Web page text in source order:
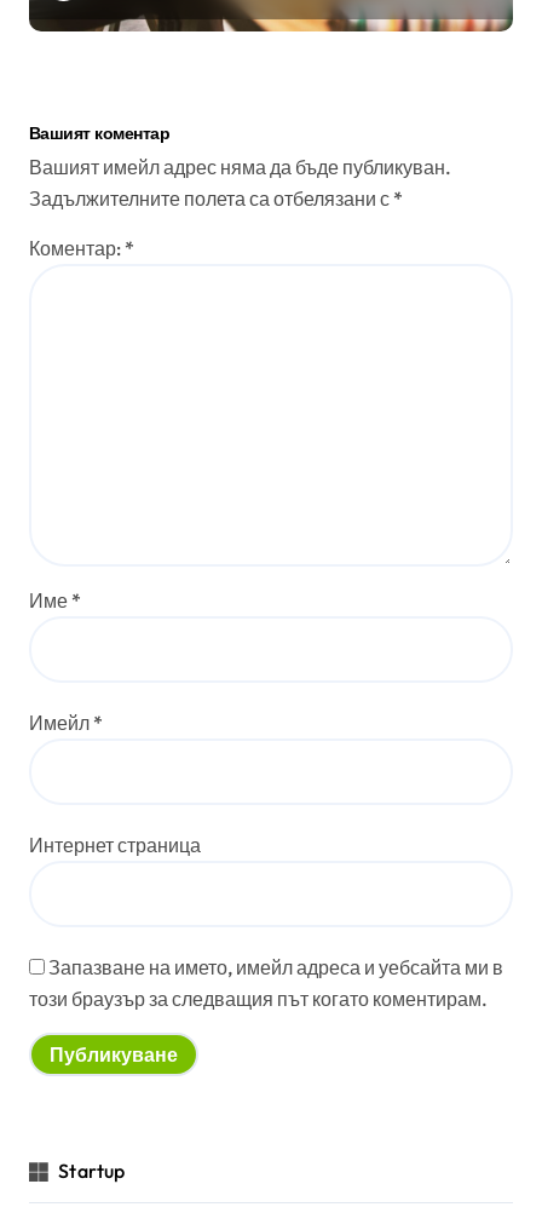
Вашият коментар
Вашият имейл адрес няма да бъде публикуван.
Задължителните полета са отбелязани с *
Коментар: *
Име *
Имейл *
Интернет страница
Запазване на името, имейл адреса и уебсайта ми в
този браузър за следващия път когато коментирам.
Startup